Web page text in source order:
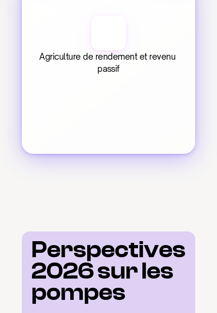
Agriculture de rendement et revenu
passif
Perspectives
2026 sur les
pompes